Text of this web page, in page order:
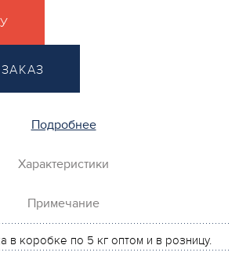
Подробнее
Характеристики
Примечание
в коробке по 5 кг оптом и в розницу.